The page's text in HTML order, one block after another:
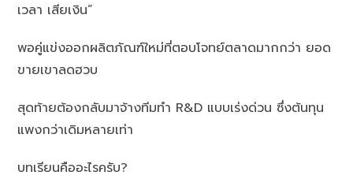
เวลา เสียเงิน”
พอคู่แข่งออกผลิตภัณฑ์ใหม่ที่ตอบโจทย์ตลาดมากกว่า ยอด
ขายเขาลดฮวบ
สุดท้ายต้องกลับมาจ้างทีมทำ R&D แบบเร่งด่วน ซึ่งต้นทุน
แพงกว่าเดิมหลายเท่า
บทเรียนคืออะไรครับ?